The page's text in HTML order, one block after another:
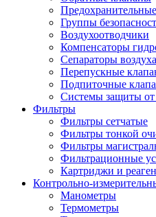
Группы
Воздухоотводчики
Компенсаторы
Сепараторы
Перепускные
Подпиточные
Системы защиты от
Фильтры
Фильтры сетчатые
Фильтры тонкой
Фильтры
Фильтрационные
Картриджи и
Контрольно-
Манометры
Термометры